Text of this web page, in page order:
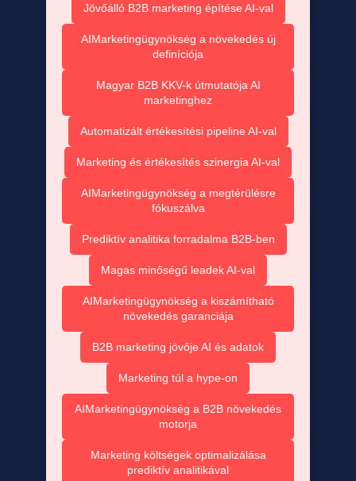
Jövőálló B2B marketing építése AI-val
AIMarketingügynökség a növekedés új
definíciója
Magyar B2B KKV-k útmutatója AI
marketinghez
Automatizált értékesítési pipeline AI-val
Marketing és értékesítés szinergia AI-val
AIMarketingügynökség a megtérülésre
fókuszálva
Prediktív analitika forradalma B2B-ben
Magas minőségű leadek AI-val
AIMarketingügynökség a kiszámítható
növekedés garanciája
B2B marketing jövője AI és adatok
Marketing túl a hype-on
AIMarketingügynökség a B2B növekedés
motorja
Marketing költségek optimalizálása
prediktív analitikával